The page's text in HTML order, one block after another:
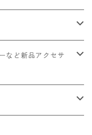
など新品アクセサ